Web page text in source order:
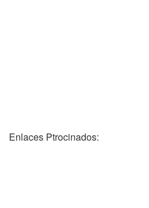
Enlaces Ptrocinados: